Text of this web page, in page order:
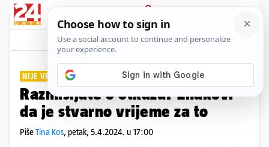
PRIJAVA
Lifestyle Komentari
NIJE VRIJEDNO ŽRTVE
Razmišljate o otkazu? Znakovi
da je stvarno vrijeme za to
PišeTina Kos, petak, 5.4.2024. u 17:00